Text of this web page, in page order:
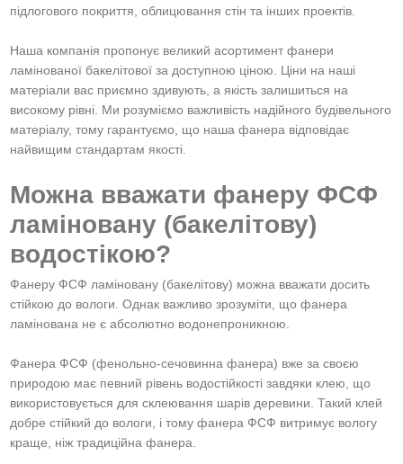
підлогового покриття, облицювання стін та інших проектів.
Наша компанія пропонує великий асортимент фанери
ламінованої бакелітової за доступною ціною. Ціни на наші
матеріали вас приємно здивують, а якість залишиться на
високому рівні. Ми розуміємо важливість надійного будівельного
матеріалу, тому гарантуємо, що наша фанера відповідає
найвищим стандартам якості.
Можна вважати фанеру ФСФ
ламіновану (бакелітову)
водостікою?
Фанеру ФСФ ламіновану (бакелітову) можна вважати досить
стійкою до вологи. Однак важливо зрозуміти, що фанера
ламінована не є абсолютно водонепроникною.
Фанера ФСФ (фенольно-сечовинна фанера) вже за своєю
природою має певний рівень водостійкості завдяки клею, що
використовується для склеювання шарів деревини. Такий клей
добре стійкий до вологи, і тому фанера ФСФ витримує вологу
краще, ніж традиційна фанера.